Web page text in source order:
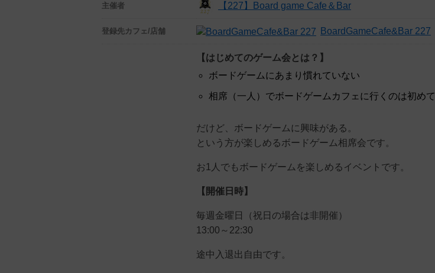
主催者 【227】Board game Cafe＆Bar
登録先カフェ/店舗 BoardGameCafe&Bar 227
【はじめてのゲーム会とは？】
ボードゲームにあまり慣れていない
相席（一人）でボードゲームカフェに行くのは初めて
だけど、ボードゲームに興味がある。
という方が楽しめるボードゲーム相席会です。
お1人でもボードゲームを楽しめるイベントです。
【開催日時】
毎週金曜日（祝日の場合は非開催）
13:00～22:30
途中入退出自由です。